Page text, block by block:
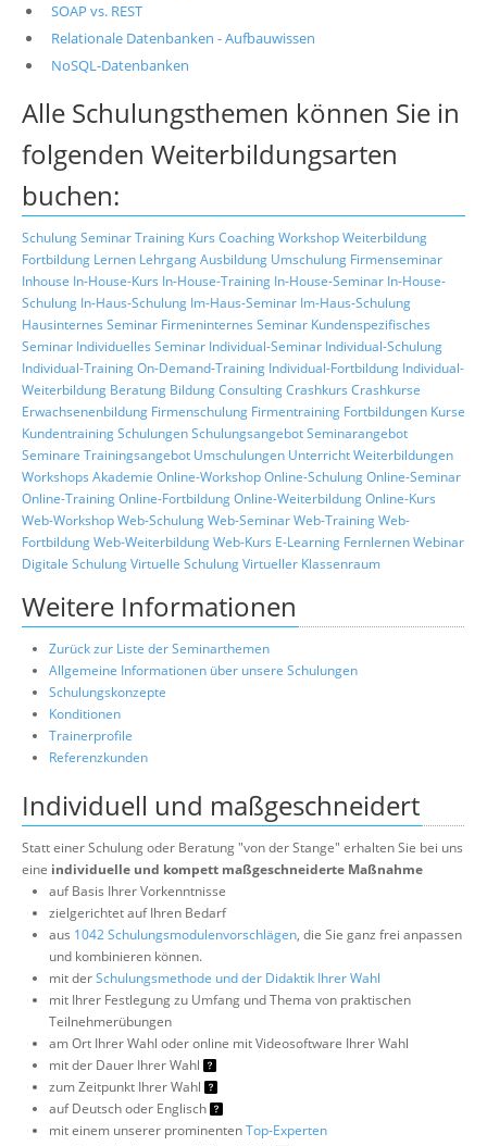
SOAP vs. REST
Relationale Datenbanken - Aufbauwissen
NoSQL-Datenbanken
Alle Schulungsthemen können Sie in
folgenden Weiterbildungsarten
buchen:
SchulungSeminarTraining Kurs CoachingWorkshopWeiterbildung
Fortbildung Lernen LehrgangAusbildung Umschulung Firmenseminar
Inhouse In-House-Kurs In-House-Training In-House-Seminar In-House-
Schulung In-Haus-Schulung Im-Haus-Seminar Im-Haus-Schulung
Hausinternes Seminar Firmeninternes Seminar Kundenspezifisches
Seminar Individuelles Seminar Individual-Seminar Individual-Schulung
Individual-TrainingOn-Demand-Training Individual-Fortbildung Individual-
Weiterbildung Beratung BildungConsultingCrashkurs Crashkurse
Erwachsenenbildung Firmenschulung Firmentraining Fortbildungen Kurse
KundentrainingSchulungenSchulungsangebotSeminarangebot
Seminare Trainingsangebot Umschulungen UnterrichtWeiterbildungen
Workshops Akademie Online-WorkshopOnline-SchulungOnline-Seminar
Online-TrainingOnline-FortbildungOnline-WeiterbildungOnline-Kurs
Web-WorkshopWeb-SchulungWeb-SeminarWeb-TrainingWeb-
FortbildungWeb-WeiterbildungWeb-Kurs E-Learning FernlernenWebinar
Digitale SchulungVirtuelle SchulungVirtueller Klassenraum
Weitere Informationen
Zurück zur Liste der Seminarthemen
Allgemeine Informationen über unsere Schulungen
Schulungskonzepte
Konditionen
Trainerprofile
Referenzkunden
Individuell und maßgeschneidert
Statt einer Schulung oder Beratung "von der Stange" erhalten Sie bei uns
eine individuelle und kompett maßgeschneiderte Maßnahme
auf Basis Ihrer Vorkenntnisse
zielgerichtet auf Ihren Bedarf
aus 1042 Schulungsmodulenvorschlägen, die Sie ganz frei anpassen
und kombinieren können.
mit derSchulungsmethode und der Didaktik Ihrer Wahl
mit Ihrer Festlegung zu Umfang und Thema von praktischen
Teilnehmerübungen
am Ort Ihrer Wahl oder online mit Videosoftware Ihrer Wahl
mit der Dauer Ihrer Wahl
zum Zeitpunkt Ihrer Wahl
auf Deutsch oder Englisch
mit einem unserer prominentenTop-Experten